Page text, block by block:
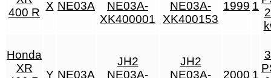
400 R
X NE03A
NE03A-
XK400001
NE03A-
XK400153
1999 1
Honda
XR
Y NE03A
JH2
NE03A-
JH2
NE03A-
2000 1